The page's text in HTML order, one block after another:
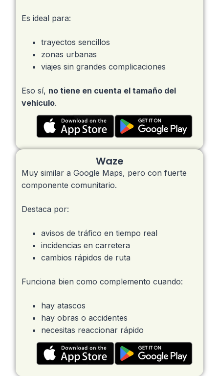
Es ideal para:
trayectos sencillos
zonas urbanas
viajes sin grandes complicaciones
Eso sí, no tiene en cuenta el tamaño del
vehículo.
Waze
Muy similar a Google Maps, pero con fuerte
componente comunitario.
Destaca por:
avisos de tráfico en tiempo real
incidencias en carretera
cambios rápidos de ruta
Funciona bien como complemento cuando:
hay atascos
hay obras o accidentes
necesitas reaccionar rápido